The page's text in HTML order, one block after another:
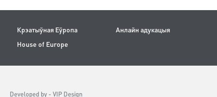
Крэатыўная Еўропа
Анлайн адукацыя
House of Europe
Developed by - VIP Design